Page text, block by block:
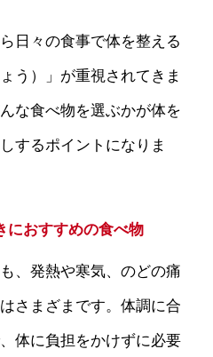
日々の食事で体を整える
う）」が重視されてきま
な食べ物を選ぶかが体を
するポイントになりま
におすすめの食べ物
、発熱や寒気、のどの痛
さまざまです。体調に合
体に負担をかけずに必要